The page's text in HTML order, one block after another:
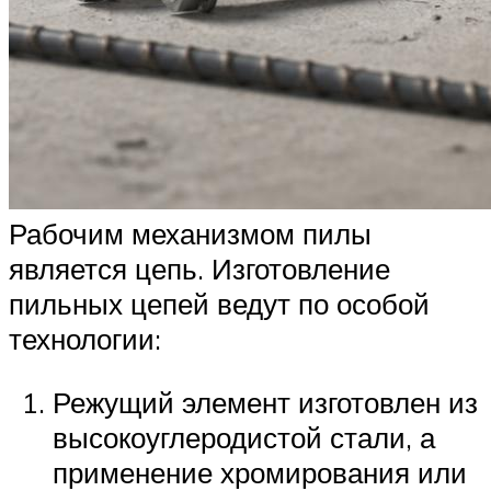
Рабочим механизмом пилы
является цепь. Изготовление
пильных цепей ведут по особой
технологии:
Режущий элемент изготовлен из
высокоуглеродистой стали, а
применение хромирования или